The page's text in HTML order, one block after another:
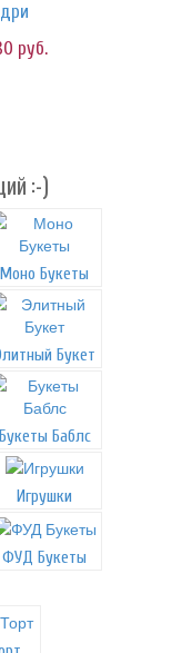
руб.
:-)
Моно Букеты
Букет
Букеты Баблс
Игрушки
ФУД Букеты